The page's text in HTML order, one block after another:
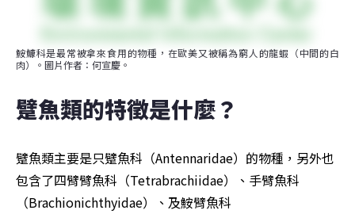
鮟鱇科是最常被拿來食用的物種，在歐美又被稱為窮人的龍蝦（中間的白
肉）。圖片作者：何宣慶。
躄魚類的特徵是什麼？
躄魚類主要是只躄魚科（Antennaridae）的物種，另外也
包含了四臂臂魚科（Tetrabrachiidae）、手臂魚科
（Brachionichthyidae）、及鮟臂魚科